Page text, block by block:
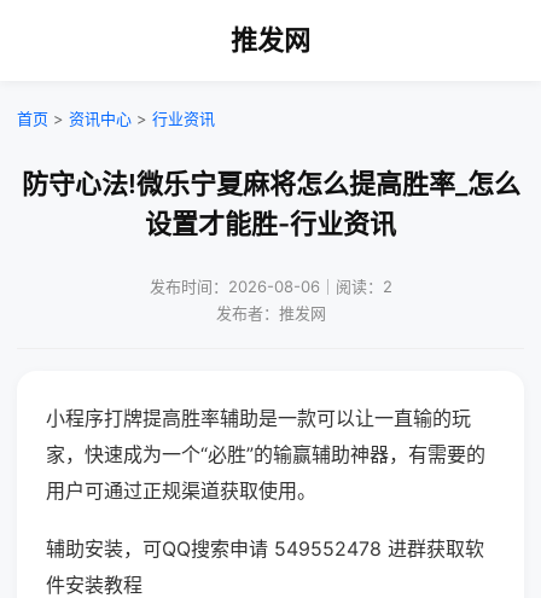
推发网
首页 > 资讯中心 > 行业资讯
防守心法!微乐宁夏麻将怎么提高胜率_怎么
设置才能胜-行业资讯
发布时间：2026-08-06｜阅读：2
发布者：推发网
小程序打牌提高胜率辅助是一款可以让一直输的玩
家，快速成为一个“必胜”的输赢辅助神器，有需要的
用户可通过正规渠道获取使用。
辅助安装，可QQ搜索申请 549552478 进群获取软
件安装教程